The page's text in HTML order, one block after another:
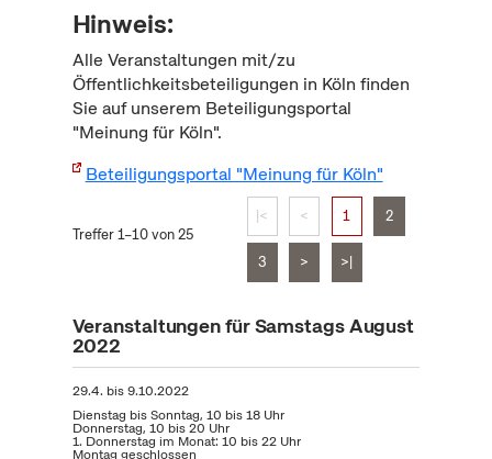
Hinweis:
Alle Veranstaltungen mit/zu
Öffentlichkeitsbeteiligungen in Köln finden
Sie auf unserem Beteiligungsportal
"Meinung für Köln".
Beteiligungsportal "Meinung für Köln"
Treffer 1–10 von 25
|< < 1 2
3 > >|
Veranstaltungen für Samstags August
2022
29.4. bis9.10.2022
Dienstag bis Sonntag, 10 bis 18 Uhr
Donnerstag, 10 bis 20 Uhr
1. Donnerstag im Monat: 10 bis 22 Uhr
Montag geschlossen